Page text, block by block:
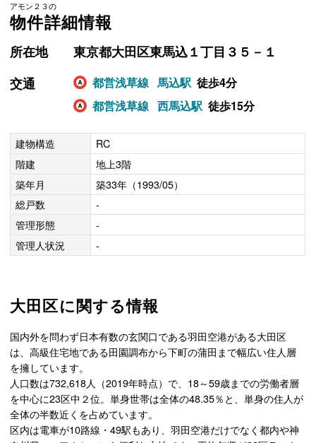
アモン２３の
物件詳細情報
所在地
東京都大田区東馬込１丁目３５－１
交通
都営浅草線 馬込駅 徒歩4分
都営浅草線 西馬込駅 徒歩15分
建物構造
RC
階建
地上3階
築年月
築33年（1993/05）
総戸数
-
管理形態
-
管理人状況
-
大田区に関する情報
国内外を問わず日本有数の玄関口である羽田空港がある大田区
は、高級住宅地である田園調布から下町の蒲田まで幅広い住人層
を擁しています。
人口数は732,618人（2019年時点）で、18～59歳までの労働者層
を中心に23区中２位。単身世帯は全体の48.35％と、単身の住人が
全体の半数近くを占めています。
区内は電車が10路線・49駅もあり、羽田空港だけでなく都内や神